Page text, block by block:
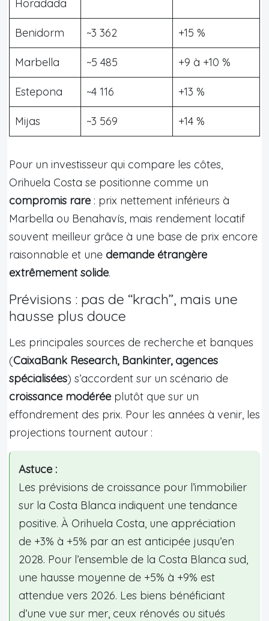
Horadada
Benidorm ~3 362 +15 %
Marbella ~5 485 +9 à +10 %
Estepona ~4 116 +13 %
Mijas ~3 569 +14 %
Pour un investisseur qui compare les côtes,
Orihuela Costa se positionne comme un
compromis rare : prix nettement inférieurs à
Marbella ou Benahavís, mais rendement locatif
souvent meilleur grâce à une base de prix encore
raisonnable et une demande étrangère
extrêmement solide.
Prévisions : pas de “krach”, mais une
hausse plus douce
Les principales sources de recherche et banques
(CaixaBank Research, Bankinter, agences
spécialisées) s’accordent sur un scénario de
croissance modérée plutôt que sur un
effondrement des prix. Pour les années à venir, les
projections tournent autour :
Astuce :
Les prévisions de croissance pour l’immobilier
sur la Costa Blanca indiquent une tendance
positive. À Orihuela Costa, une appréciation
de +3% à +5% par an est anticipée jusqu’en
2028. Pour l’ensemble de la Costa Blanca sud,
une hausse moyenne de +5% à +9% est
attendue vers 2026. Les biens bénéficiant
d’une vue sur mer, ceux rénovés ou situés